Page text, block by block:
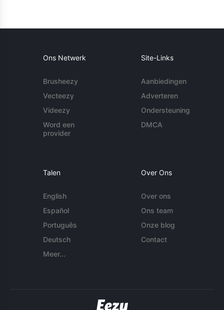
Ons Netwerk
Brusheezy
Vecteezy
Videezy
Word een
provider
Site-Links
Aanbiedingen
Adverteren
Ondersteuning
DMCA
Talen
English
Español
Português
Deutsch
Meer...
Over Ons
Over ons
Ons team
Onze blog
Contact